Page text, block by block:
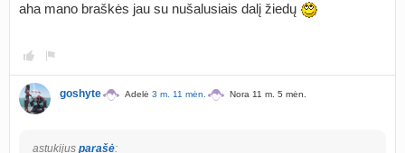
aha mano braškės jau su nušalusiais dalį žiedų
goshyte Adelė 3 m. 11 mėn. Nora 11 m. 5 mėn.
astukijus parašė: